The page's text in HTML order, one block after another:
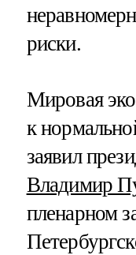
риски.
Мировая
к
заявил
Владимир
пленарном